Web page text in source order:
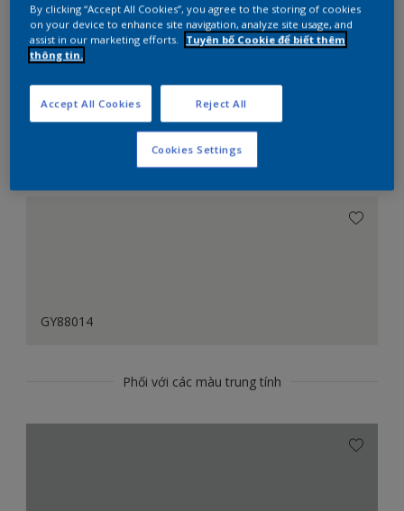
Gợi ý phối màu
The Perfect White
GY88014
Phối với các màu trung tính
By clicking “Accept All Cookies”, you agree to the storing of cookies
on your device to enhance site navigation, analyze site usage, and
assist in our marketing efforts.
Tuyên bố Cookie để biết thêm
thông tin.
Reject All
Accept All Cookies
Cookies Settings